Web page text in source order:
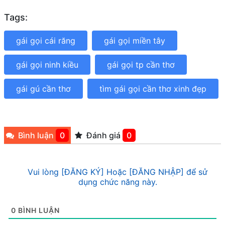
Tags:
gái gọi cái răng gái gọi miền tây
gái gọi ninh kiều gái gọi tp cần thơ
gái gú cần thơ tìm gái gọi cần thơ xinh đẹp
Bình luận 0 Đánh giá 0
Vui lòng [ĐĂNG KÝ] Hoặc [ĐĂNG NHẬP] để sử
dụng chức năng này.
0 BÌNH LUẬN